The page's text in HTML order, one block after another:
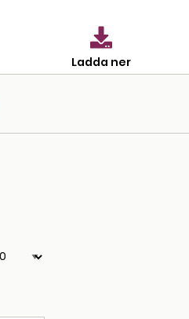
Ladda ner